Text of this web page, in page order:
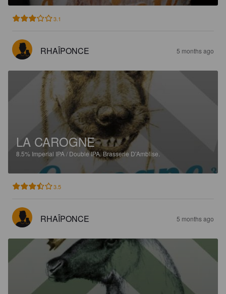
3.1
RHAÎPONCE 5 months ago
LA CAROGNE
8.5% Imperial IPA / Double IPA. Brasserie D'Amblise.
3.5
RHAÎPONCE 5 months ago